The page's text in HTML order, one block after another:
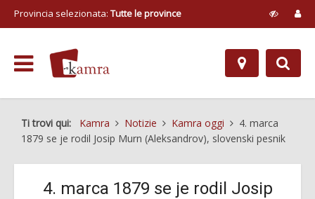
Provincia selezionata: Tutte le province
Ti trovi qui: Kamra Notizie Kamra oggi
4. marca
1879 se je rodil Josip Murn (Aleksandrov), slovenski pesnik
4. marca 1879 se je rodil Josip